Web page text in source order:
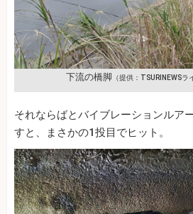
下流の橋脚 （提供：TSURINEWSラ
それならばとバイブレーションルア
すと、まさかの1投目でヒット。